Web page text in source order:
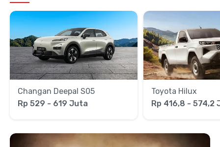
Changan Deepal S05
Rp 529 - 619 Juta
Toyota Hilux
Rp 416,8 - 574,2